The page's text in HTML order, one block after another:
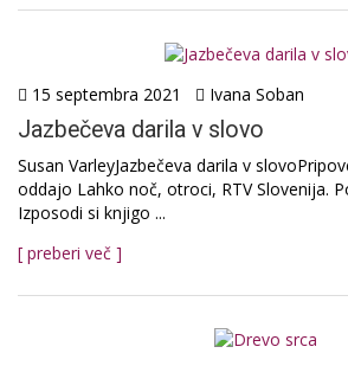
15 septembra 2021 Ivana Soban
Jazbečeva darila v slovo
Susan VarleyJazbečeva darila v
oddajo Lahko noč, otroci, RTV Slovenija.
Izposodi si knjigo ...
[ preberi več ]